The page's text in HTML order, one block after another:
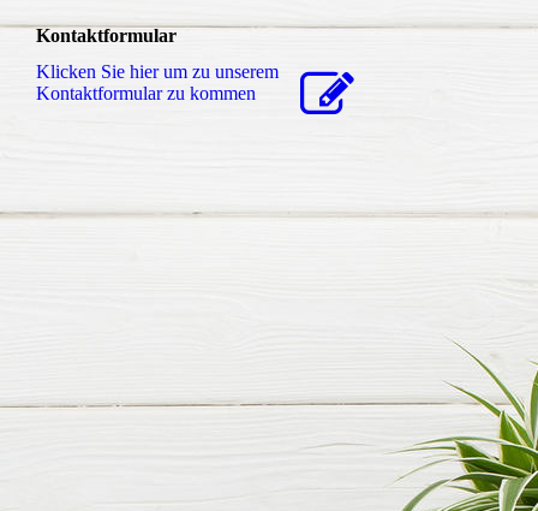
Kontaktformular
Klicken Sie hier um zu unserem
Kon­takt­for­mu­lar zu kommen